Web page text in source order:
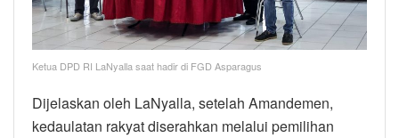
Ketua DPD RI LaNyalla saat hadir di FGD Asparagus
Dijelaskan oleh LaNyalla, setelah Amandemen,
kedaulatan rakyat diserahkan melalui pemilihan